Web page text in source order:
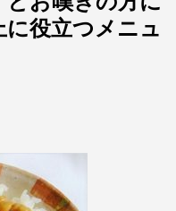
役立つメニュ